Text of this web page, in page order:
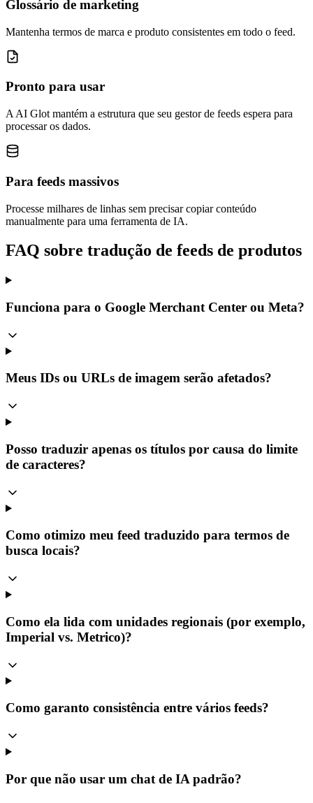
Glossário de marketing
Mantenha termos de marca e produto consistentes em todo o feed.
Pronto para usar
A AI Glot mantém a estrutura que seu gestor de feeds espera para
processar os dados.
Para feeds massivos
Processe milhares de linhas sem precisar copiar conteúdo
manualmente para uma ferramenta de IA.
FAQ sobre tradução de feeds de produtos
Funciona para o Google Merchant Center ou Meta?
Meus IDs ou URLs de imagem serão afetados?
Posso traduzir apenas os títulos por causa do limite
de caracteres?
Como otimizo meu feed traduzido para termos de
busca locais?
Como ela lida com unidades regionais (por exemplo,
Imperial vs. Metrico)?
Como garanto consistência entre vários feeds?
Por que não usar um chat de IA padrão?